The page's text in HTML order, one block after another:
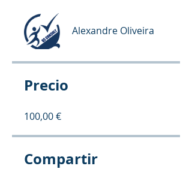
Alexandre Oliveira
Precio
100,00 €
Compartir